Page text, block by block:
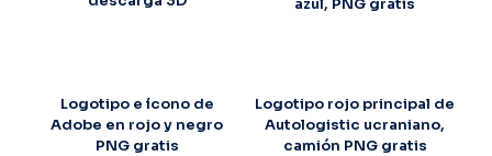
Logotipo e ícono de
Adobe en rojo y negro
PNG gratis
Logotipo rojo principal de
Autologistic ucraniano,
camión PNG gratis